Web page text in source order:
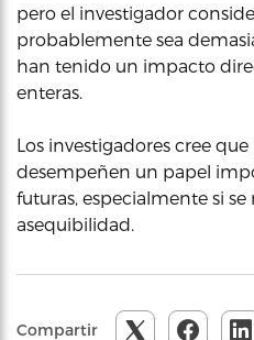
pero el investigador
probablemente sea
han tenido un impacto
enteras.
Los investigadores cree
desempeñen un papel
futuras, especialmente si se
asequibilidad.
Compartir